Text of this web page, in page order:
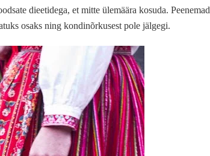
dieetidega, et mitte ülemäära kosuda. Peenemad
osaks ning kondinõrkusest pole jälgegi.